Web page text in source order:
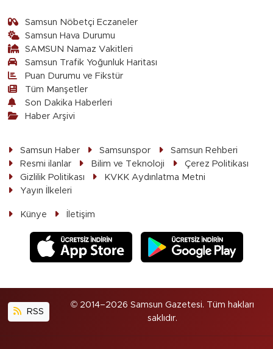
Samsun Nöbetçi Eczaneler
Samsun Hava Durumu
SAMSUN Namaz Vakitleri
Samsun Trafik Yoğunluk Haritası
Puan Durumu ve Fikstür
Tüm Manşetler
Son Dakika Haberleri
Haber Arşivi
Samsun Haber Samsunspor
Samsun Rehberi
Resmi ilanlar
Bilim ve Teknoloji
Çerez Politikası
Gizlilik Politikası
KVKK Aydınlatma Metni
Yayın İlkeleri
Künye İletişim
RSS
© 2014–2026 Samsun Gazetesi. Tüm hakları
saklıdır.